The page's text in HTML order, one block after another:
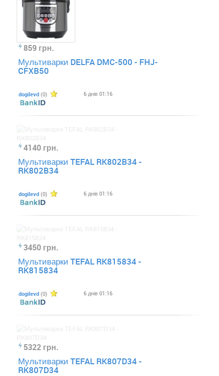
859 грн.
Мультиварки DELFA DMC-500 - FHJ-
CFXB50
dogilevd (0) 6 днів 01:16
4140 грн.
Мультиварки TEFAL RK802B34 -
RK802B34
dogilevd (0) 6 днів 01:16
3450 грн.
Мультиварки TEFAL RK815834 -
RK815834
dogilevd (0) 6 днів 01:16
5322 грн.
Мультиварки TEFAL RK807D34 -
RK807D34